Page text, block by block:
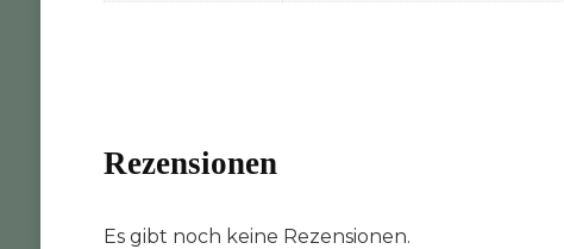
Rezensionen
Es gibt noch keine Rezensionen.